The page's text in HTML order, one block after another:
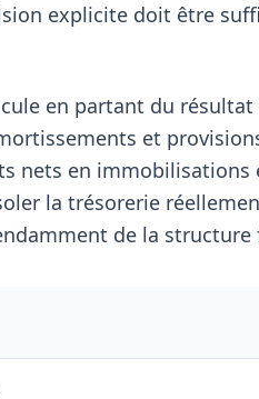
explicite doit être
en partant du
et
nets en
la trésorerie
de la structure